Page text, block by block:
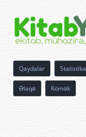
Qaydalar Statistika
Əlaqə Kömək